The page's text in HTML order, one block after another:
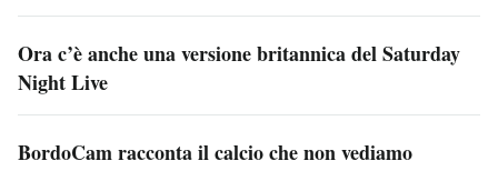
Ora c’è anche una versione britannica del Saturday
Night Live
BordoCam racconta il calcio che non vediamo